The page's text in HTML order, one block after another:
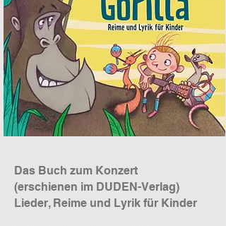
Das Buch zum Konzert
(erschienen im DUDEN-Verlag)
Lieder, Reime und Lyrik für Kinder